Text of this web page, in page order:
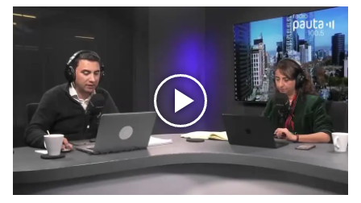
Deportes
Entretención y Cultura Opinión
Dato en Pauta Señal 2
Contenido Patrocinado